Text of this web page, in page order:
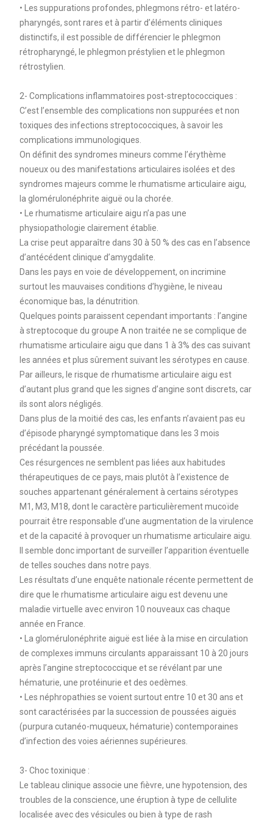
• Les suppurations profondes, phlegmons rétro- et latéro-
pharyngés, sont rares et à partir d’éléments cliniques
distinctifs, il est possible de différencier le phlegmon
rétropharyngé, le phlegmon préstylien et le phlegmon
rétrostylien.
2- Complications inflammatoires post-streptococciques :
C’est l’ensemble des complications non suppurées et non
toxiques des infections streptococciques, à savoir les
complications immunologiques.
On définit des syndromes mineurs comme l’érythème
noueux ou des manifestations articulaires isolées et des
syndromes majeurs comme le rhumatisme articulaire aigu,
la glomérulonéphrite aiguë ou la chorée.
• Le rhumatisme articulaire aigu n’a pas une
physiopathologie clairement établie.
La crise peut apparaître dans 30 à 50 % des cas en l’absence
d’antécédent clinique d’amygdalite.
Dans les pays en voie de développement, on incrimine
surtout les mauvaises conditions d’hygiène, le niveau
économique bas, la dénutrition.
Quelques points paraissent cependant importants : l’angine
à streptocoque du groupe A non traitée ne se complique de
rhumatisme articulaire aigu que dans 1 à 3% des cas suivant
les années et plus sûrement suivant les sérotypes en cause.
Par ailleurs, le risque de rhumatisme articulaire aigu est
d’autant plus grand que les signes d’angine sont discrets, car
ils sont alors négligés.
Dans plus de la moitié des cas, les enfants n’avaient pas eu
d’épisode pharyngé symptomatique dans les 3 mois
précédant la poussée.
Ces résurgences ne semblent pas liées aux habitudes
thérapeutiques de ce pays, mais plutôt à l’existence de
souches appartenant généralement à certains sérotypes
M1, M3, M18, dont le caractère particulièrement mucoïde
pourrait être responsable d’une augmentation de la virulence
et de la capacité à provoquer un rhumatisme articulaire aigu.
Il semble donc important de surveiller l’apparition éventuelle
de telles souches dans notre pays.
Les résultats d’une enquête nationale récente permettent de
dire que le rhumatisme articulaire aigu est devenu une
maladie virtuelle avec environ 10 nouveaux cas chaque
année en France.
• La glomérulonéphrite aiguë est liée à la mise en circulation
de complexes immuns circulants apparaissant 10 à 20 jours
après l’angine streptococcique et se révélant par une
hématurie, une protéinurie et des oedèmes.
• Les néphropathies se voient surtout entre 10 et 30 ans et
sont caractérisées par la succession de poussées aiguës
(purpura cutanéo-muqueux, hématurie) contemporaines
d’infection des voies aériennes supérieures.
3- Choc toxinique :
Le tableau clinique associe une fièvre, une hypotension, des
troubles de la conscience, une éruption à type de cellulite
localisée avec des vésicules ou bien à type de rash